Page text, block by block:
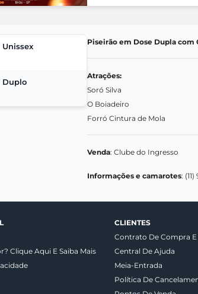
Unissex
Duplo
Piseirão em Dose Dupla com
Atrações:
Soró Silva
O Boiadeiro
Forró Cintura de Mola
Venda: Clube do Ingresso
Informações e camarotes:
Clique Aqui E Saiba Mais
CLIENTES
Contrato De Compra E
Central De Ajuda
Meia-Entrada
Política De